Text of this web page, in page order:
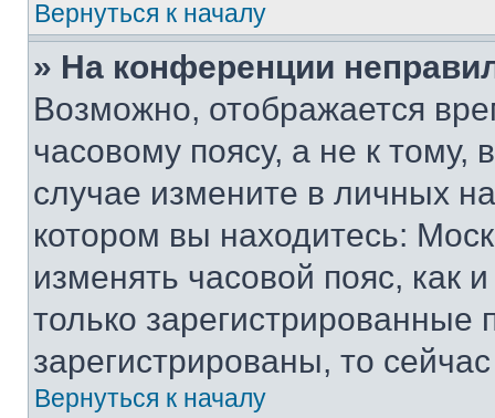
Вернуться к началу
» На конференции
Возможно, отображается
часовому поясу, а не к тому,
случае измените в личных
котором вы находитесь:
изменять часовой пояс, как
только
зарегистрированы, то
Вернуться к началу